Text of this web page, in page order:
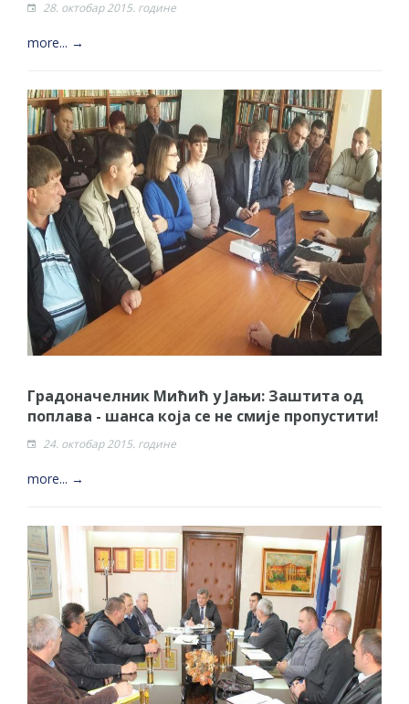
28. октобар 2015. године
more... →
Градоначелник Мићић у Јањи: Заштита од
поплава - шанса која се не смије пропустити!
24. октобар 2015. године
more... →